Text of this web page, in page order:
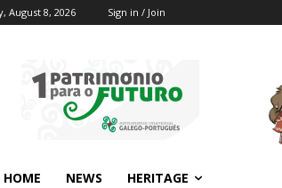
August 8, 2026 Sign in / Join
HOME NEWS HERITAGE